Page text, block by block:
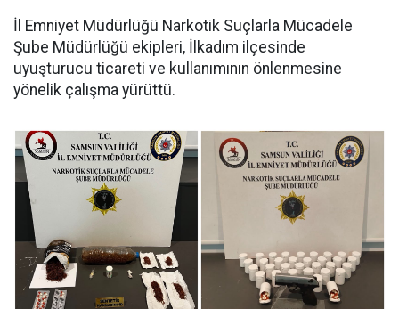
İl Emniyet Müdürlüğü Narkotik Suçlarla Mücadele
Şube Müdürlüğü ekipleri, İlkadım ilçesinde
uyuşturucu ticareti ve kullanımının önlenmesine
yönelik çalışma yürüttü.